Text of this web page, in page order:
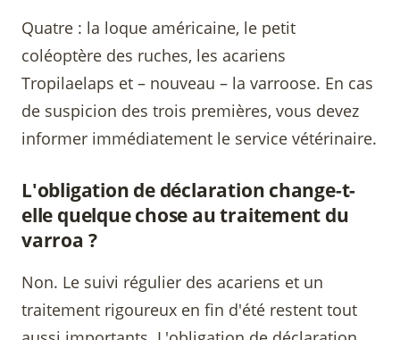
Quatre : la loque américaine, le petit
coléoptère des ruches, les acariens
Tropilaelaps et – nouveau – la varroose. En cas
de suspicion des trois premières, vous devez
informer immédiatement le service vétérinaire.
L'obligation de déclaration change-t-
elle quelque chose au traitement du
varroa ?
Non. Le suivi régulier des acariens et un
traitement rigoureux en fin d'été restent tout